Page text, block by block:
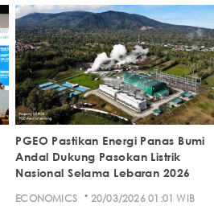
PGEO Pastikan Energi Panas Bumi
Andal Dukung Pasokan Listrik
Nasional Selama Lebaran 2026
ECONOMICS · 20/03/2026 01:01 WIB